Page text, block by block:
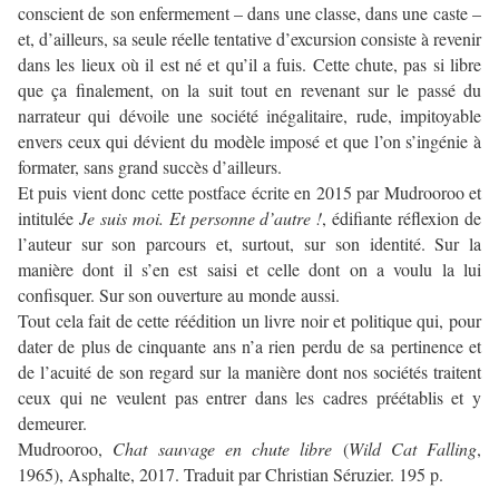
conscient de son enfermement – dans une classe, dans une caste –
et, d’ailleurs, sa seule réelle tentative d’excursion consiste à revenir
dans les lieux où il est né et qu’il a fuis. Cette chute, pas si libre
que ça finalement, on la suit tout en revenant sur le passé du
narrateur qui dévoile une société inégalitaire, rude, impitoyable
envers ceux qui dévient du modèle imposé et que l’on s’ingénie à
formater, sans grand succès d’ailleurs.
Et puis vient donc cette postface écrite en 2015 par Mudrooroo et
intitulée Je suis moi. Et personne d’autre !, édifiante réflexion de
l’auteur sur son parcours et, surtout, sur son identité. Sur la
manière dont il s’en est saisi et celle dont on a voulu la lui
confisquer. Sur son ouverture au monde aussi.
Tout cela fait de cette réédition un livre noir et politique qui, pour
dater de plus de cinquante ans n’a rien perdu de sa pertinence et
de l’acuité de son regard sur la manière dont nos sociétés traitent
ceux qui ne veulent pas entrer dans les cadres préétablis et y
demeurer.
Mudrooroo, Chat sauvage en chute libre (Wild Cat Falling,
1965), Asphalte, 2017. Traduit par Christian Séruzier. 195 p.